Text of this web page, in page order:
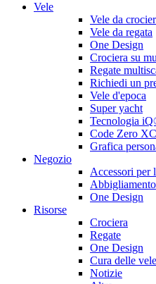
Vele
Vele da
Vele da regata
One Design
Crociera su
Regate
Richiedi un
Vele d'epoca
Super yacht
Tecnologia
Code Zero XC
Grafica
Negozio
Accessori per
Abbigliamento
One Design
Risorse
Crociera
Regate
One Design
Cura delle vele
Notizie